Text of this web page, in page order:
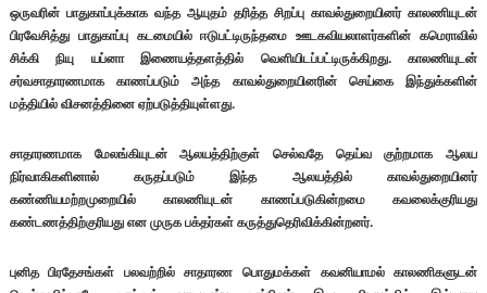
ஒருவரின் பாதுகாப்புக்காக வந்த ஆயுதம் தரித்த சிறப்பு காவல்துறையினர் காலணியுடன்
பிரவேசித்து பாதுகாப்பு கடமையில் ஈடுபட்டிருந்தமை ஊடகவியலாளர்களின் கமெராவில்
சிக்கி நியு யப்னா இணையத்தளத்தில் வெளியிடப்பட்டிருக்கிறது. காலணியுடன்
சர்வசாதாரணமாக காணப்படும் அந்த காவல்துறையினரின் செய்கை இந்துக்களின்
மத்தியில் விசனத்தினை ஏற்படுத்தியுள்ளது.
சாதாரணமாக மேலங்கியுடன் ஆலயத்திற்குள் செல்வதே தெய்வ குற்றமாக ஆலய
நிர்வாகிகளினால் கருதப்படும் இந்த ஆலயத்தில் காவல்துறையினர்
கண்ணியமற்றமுறையில் காலணியுடன் காணப்படுகின்றமை கவலைக்குரியது
கண்டணத்திற்குரியது என முருக பக்தர்கள் கருத்துதெரிவிக்கின்றனர்.
புனித பிரதேசங்கள் பலவற்றில் சாதாரண பொதுமக்கள் கவனியாமல் காலணிகளுடன்